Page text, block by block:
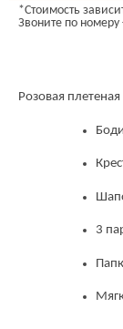
*Стоимость
Звоните по
Розовая
Боди
3